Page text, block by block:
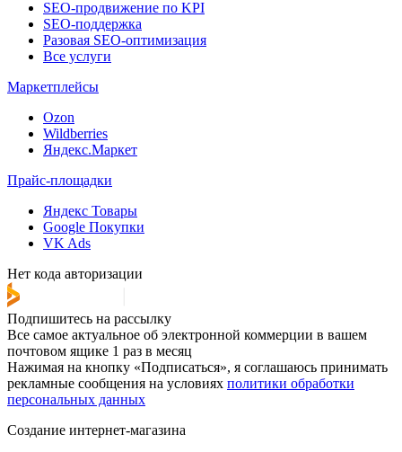
SEO-продвижение по KPI
SEO-поддержка
Разовая SEO-оптимизация
Все услуги
Маркетплейсы
Ozon
Wildberries
Яндекс.Маркет
Прайс-площадки
Яндекс Товары
Google Покупки
VK Ads
Нет кода авторизации
Подпишитесь на рассылку
Все самое актуальное об электронной коммерции в вашем
почтовом ящике 1 раз в месяц
Нажимая на кнопку «Подписаться», я соглашаюсь принимать
рекламные сообщения на условиях политики обработки
персональных данных
Создание интернет-магазина